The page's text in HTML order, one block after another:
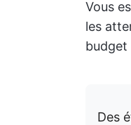
Vous
les
budget
Des